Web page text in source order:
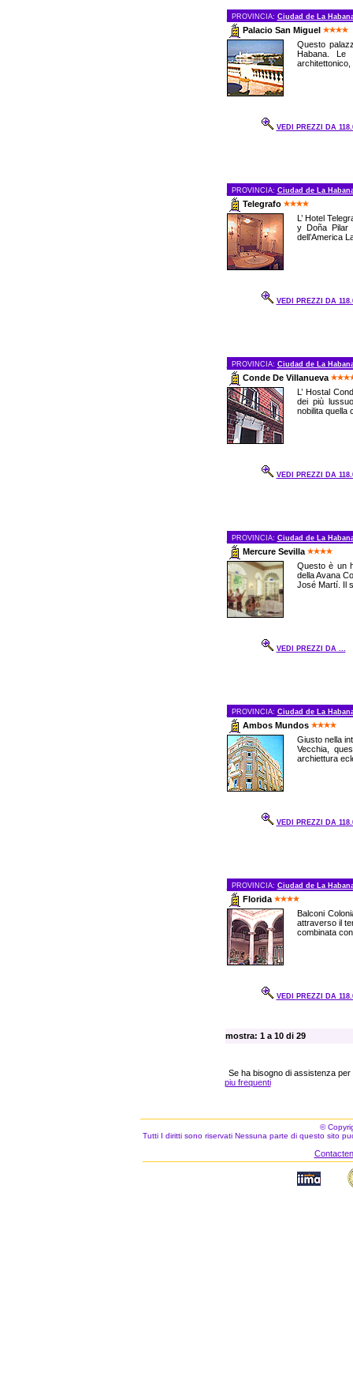
PROVINCIA: Ciudad de La
Palacio San Miguel
Questo
Habana.
VEDI PREZZI DA
PROVINCIA: Ciudad de La
Telegrafo
L’ Hotel
y Doña Pilar
dell’America
VEDI PREZZI DA
PROVINCIA: Ciudad de La
Conde De Villanueva
L’ Hostal
dei più
nobilita quella
VEDI PREZZI DA
PROVINCIA: Ciudad de La
Mercure Sevilla
Questo è un
della Avana
José Martí. Il
VEDI PREZZI DA ...
PROVINCIA: Ciudad de La
Ambos Mundos
Giusto nella
Vecchia,
archiettura
VEDI PREZZI DA
PROVINCIA: Ciudad de La
Florida
Balconi
attraverso il
combinata
VEDI PREZZI DA
mostra: 1 a 10 di 29
Se ha bisogno di assistenza
piu frequenti
©
Tutti I diritti sono riservati Nessuna parte di questo sito